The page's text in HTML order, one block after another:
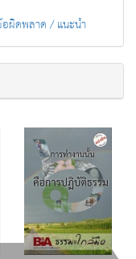
อผิดพลาด / แนะนำ